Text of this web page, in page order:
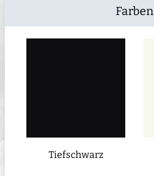
Farben
Tiefschwarz